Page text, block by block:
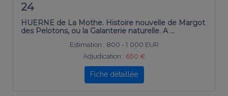
24
HUERNE de La Mothe. Histoire nouvelle de Margot
des Pelotons, ou la Galanterie naturelle. A …
Estimation : 800 - 1 000 EUR
Adjudication : 650 €
Fiche détaillée